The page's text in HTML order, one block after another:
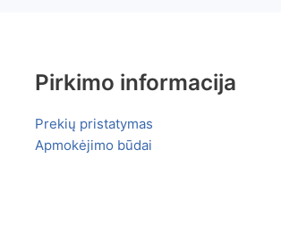
Pirkimo informacija
Prekių pristatymas
Apmokėjimo būdai